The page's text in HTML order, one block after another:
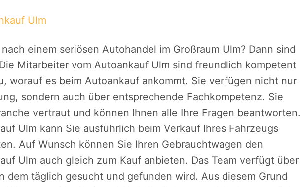
Ulm
einem seriösen Autohandel im Großraum Ulm? Dann sind
Mitarbeiter vom Autoankauf Ulm sind freundlich kompetent
worauf es beim Autoankauf ankommt. Sie verfügen nicht nur
sondern auch über entsprechende Fachkompetenz. Sie
vertraut und können Ihnen alle Ihre Fragen beantworten.
Ulm kann Sie ausführlich beim Verkauf Ihres Fahrzeugs
Auf Wunsch können Sie Ihren Gebrauchtwagen den
Ulm auch gleich zum Kauf anbieten. Das Team verfügt über
dem täglich gesucht und gefunden wird. Aus diesem Grund